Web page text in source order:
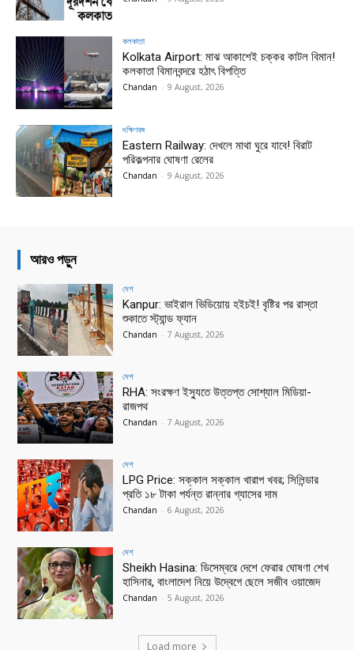
কলকাতা
Kolkata Airport: মাঝ আকাশেই চক্কর কাটল বিমান!
কলকাতা বিমানবন্দরে হঠাৎ বিপত্তি
Chandan - 9 August, 2026
দক্ষিণবঙ্গ
Eastern Railway: দেখলে মাথা ঘুরে যাবে! বিরাট
পরিকল্পনার ঘোষণা রেলের
Chandan - 9 August, 2026
আরও পড়ুন
দেশ
Kanpur: ভাইরাল ভিডিয়োয় হইচই! বৃষ্টির পর রাস্তা
শুকাতে স্ট্যান্ড ফ্যান
Chandan - 7 August, 2026
দেশ
RHA: সংরক্ষণ ইস্যুতে উত্তপ্ত সোশ্যাল মিডিয়া-
রাজপথ
Chandan - 7 August, 2026
দেশ
LPG Price: সক্কাল সক্কাল খারাপ খবর; সিলিন্ডার
প্রতি ১৮ টাকা পর্যন্ত রান্নার গ্যাসের দাম
Chandan - 6 August, 2026
দেশ
Sheikh Hasina: ডিসেম্বরে দেশে ফেরার ঘোষণা শেখ
হাসিনার, বাংলাদেশ নিয়ে উদ্বেগে ছেলে সজীব ওয়াজেদ
Chandan - 5 August, 2026
Load more